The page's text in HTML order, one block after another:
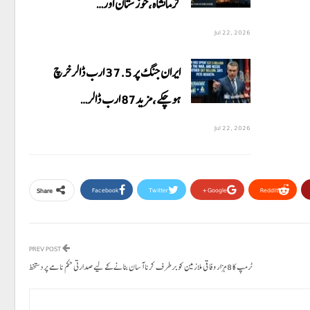
Jul 22, 2026
ایران جنگ پر 37.5 ارب ڈالر خرچ
ہوچکے،مزید87 ارب ڈالر…
Jul 22, 2026
Share Facebook Twitter Google+ ReddIt
ٹرمپ کا 8 ہزار وفاقی ملازمین کو برطرف کرنا آسان بنانے کے لیے صدارتی حکم نامے پر دستخط